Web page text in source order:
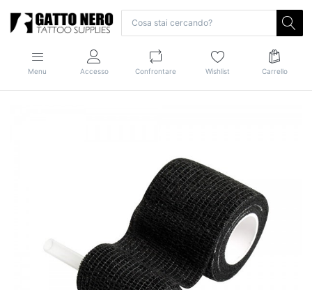
Menu Accesso Confrontare Wishlist Carrello